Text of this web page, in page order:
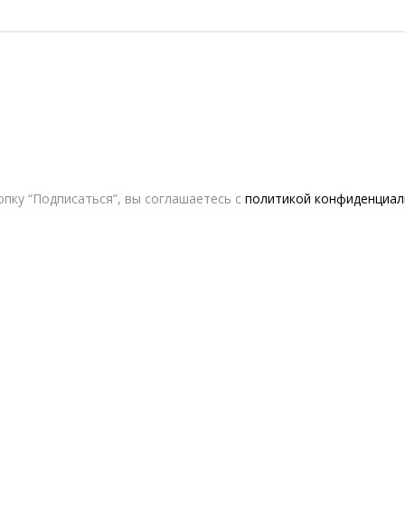
“Подписаться”, вы соглашаетесь с политикой